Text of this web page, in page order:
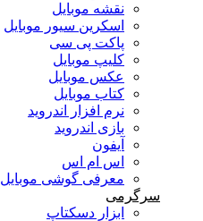
نقشه موبایل
اسکرین سیور موبایل
پاکت پی سی
کلیپ موبایل
عکس موبایل
کتاب موبایل
نرم افزار اندروید
بازی اندروید
آیفون
اس ام اس
معرفی گوشی موبایل
سرگرمی
ابزار دسکتاپ